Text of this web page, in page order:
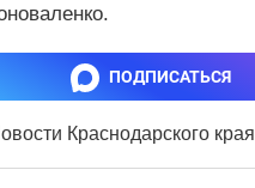
ПОДПИСАТЬСЯ
Краснодарского края